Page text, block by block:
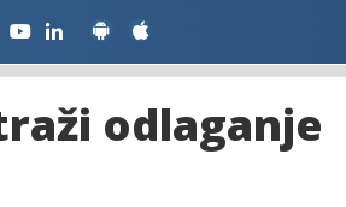
odlaganje